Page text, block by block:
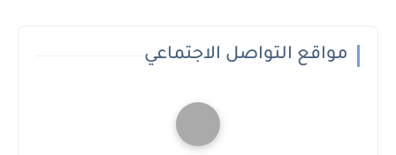
مواقع التواصل الاجتماعي